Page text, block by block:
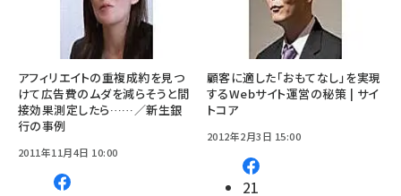
アフィリエイトの重複成約を見つ
けて広告費のムダを減らそうと間
接効果測定したら……／新生銀
行の事例
2011年11月4日 10:00
顧客に適した「おもてなし」を実現
するWebサイト運営の秘策 | サイ
トコア
2012年2月3日 15:00
21